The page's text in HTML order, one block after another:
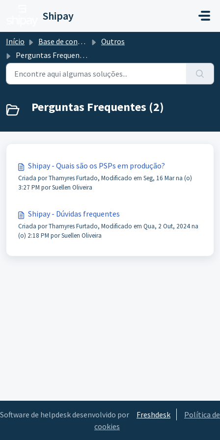
Shipay
Início Base de conhecimento
Outros
Perguntas Frequentes
Perguntas Frequentes (2)
Shipay - Quais são os PSPs em produção?
Criada por Thamyres Furtado, Modificado em Seg, 16 Mar na (o)
3:27 PM por Suellen Oliveira
Shipay - Dúvidas frequentes
Criada por Thamyres Furtado, Modificado em Qua, 2 Out, 2024 na
(o) 2:18 PM por Suellen Oliveira
Software de helpdesk desenvolvido por Freshdesk
Política de
cookies